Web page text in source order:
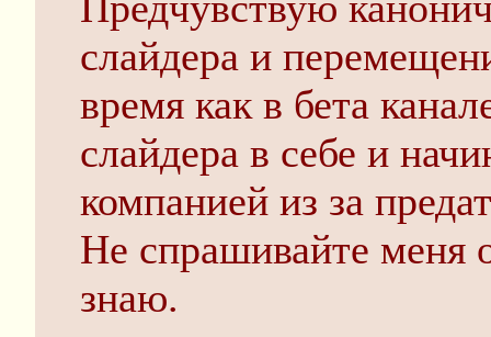
слайдера и
время как в бета
слайдера в себе и
компанией из за
Не спрашивайте меня
знаю.